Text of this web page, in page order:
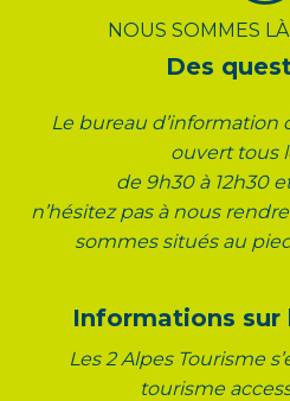
NOUS SOMMES
Des
Le bureau d’information
ouvert tous
de 9h30 à 12h30
n’hésitez pas à nous
sommes situés au
Informations sur
Les 2 Alpes Tourisme
tourisme